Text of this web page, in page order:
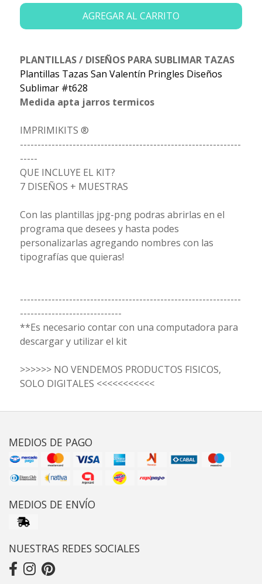
AGREGAR AL CARRITO
PLANTILLAS / DISEÑOS PARA SUBLIMAR TAZAS
Plantillas Tazas San Valentín Pringles Diseños
Sublimar #t628
Medida apta jarros termicos
IMPRIMIKITS ®
---------------------------------------------------------------
-----
QUE INCLUYE EL KIT?
7 DISEÑOS + MUESTRAS
Con las plantillas jpg-png podras abrirlas en el
programa que desees y hasta podes
personalizarlas agregando nombres con las
tipografías que quieras!
---------------------------------------------------------------
-----------------------------
**Es necesario contar con una computadora para
descargar y utilizar el kit
>>>>>> NO VENDEMOS PRODUCTOS FISICOS,
SOLO DIGITALES <<<<<<<<<<<
MEDIOS DE PAGO
MEDIOS DE ENVÍO
NUESTRAS REDES SOCIALES